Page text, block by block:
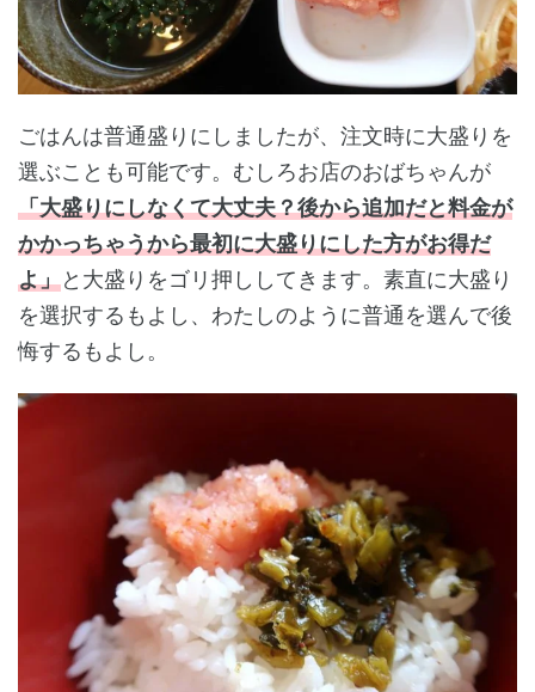
ごはんは普通盛りにしましたが、注文時に大盛りを
選ぶことも可能です。むしろお店のおばちゃんが
「大盛りにしなくて大丈夫？後から追加だと料金が
かかっちゃうから最初に大盛りにした方がお得だ
よ」と大盛りをゴリ押ししてきます。素直に大盛り
を選択するもよし、わたしのように普通を選んで後
悔するもよし。